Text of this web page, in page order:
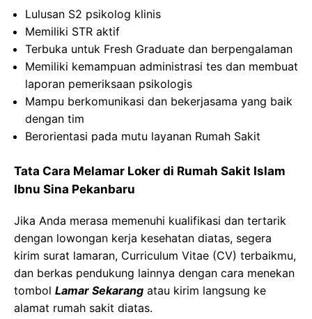
Lulusan S2 psikolog klinis
Memiliki STR aktif
Terbuka untuk Fresh Graduate dan berpengalaman
Memiliki kemampuan administrasi tes dan membuat
laporan pemeriksaan psikologis
Mampu berkomunikasi dan bekerjasama yang baik
dengan tim
Berorientasi pada mutu layanan Rumah Sakit
Tata Cara Melamar Loker di Rumah Sakit Islam
Ibnu Sina Pekanbaru
Jika Anda merasa memenuhi kualifikasi dan tertarik
dengan lowongan kerja kesehatan diatas, segera
kirim surat lamaran, Curriculum Vitae (CV) terbaikmu,
dan berkas pendukung lainnya dengan cara menekan
tombol Lamar Sekarang atau kirim langsung ke
alamat rumah sakit diatas.